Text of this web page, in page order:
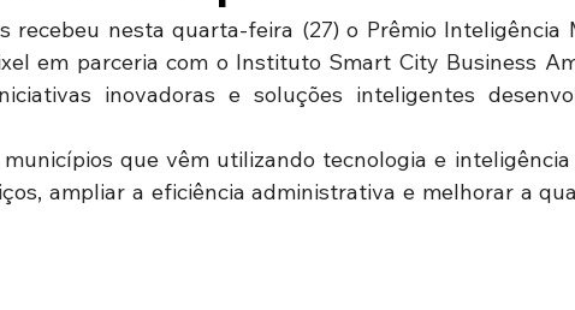
recebeu nesta quarta-feira (27) o Prêmio Inteligência
em parceria com o Instituto Smart City Business
inovadoras e soluções inteligentes
que vêm utilizando tecnologia e
ampliar a eficiência administrativa e melhorar a